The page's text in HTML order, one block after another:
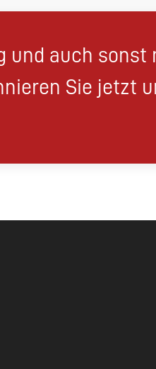
und auch
Sie jetzt